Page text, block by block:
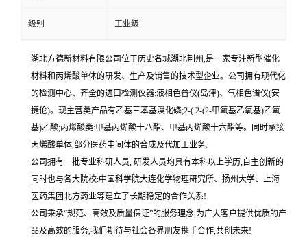
级别 工业级
湖北方德新材料有限公司位于历史名城湖北荆州,是一家专注新型催化
材料和丙烯酸单体的研发、生产及销售的技术型企业。公司拥有现代化
的检测中心、齐全的进口检测仪器:液相色普仪(岛津)、气相色谱仪(安
捷伦)。现主营类产品有乙基三苯基溴化磷;2-( 2-(2-甲氧基乙氧基)乙氧
基)乙酸;丙烯酸类:甲基丙烯酸十八酯、甲基丙烯酸十六酯等。同时承接
丙烯酸单体,部分医药中间体的合成及代加工业务。
公司拥有一批专业科研人员, 研发人员均具有本科以上学历,自主创新的
同时也与各大院校:中国科学院大连化学物理研究所、扬州大学、上海
医药集团北方药业等建立了长期稳定的合作关系!
公司秉承“规范、高效及质量保证”的服务理念,为广大客户提供优质的产
品及高效的服务,我们期待与社会各界朋友携手合作,共创未来!